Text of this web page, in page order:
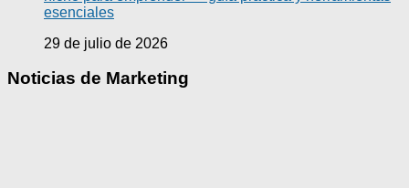
esenciales
29 de julio de 2026
Noticias de Marketing